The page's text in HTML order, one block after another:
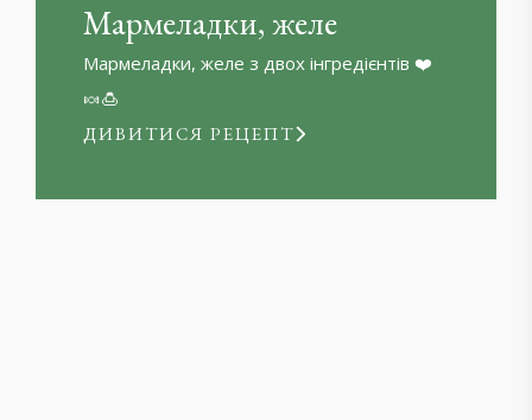
Мармеладки, желе
Мармеладки, желе з двох інгредієнтів ❤️
🍬🍮
ДИВИТИСЯ РЕЦЕПТ